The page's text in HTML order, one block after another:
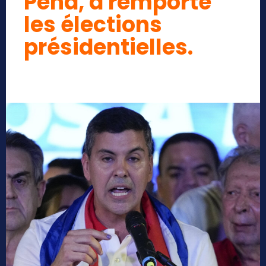
les élections
présidentielles.